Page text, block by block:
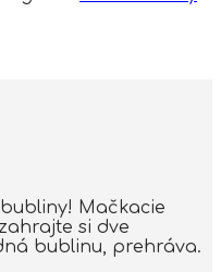
bubliny! Mačkacie
si dve
bublinu, prehráva.